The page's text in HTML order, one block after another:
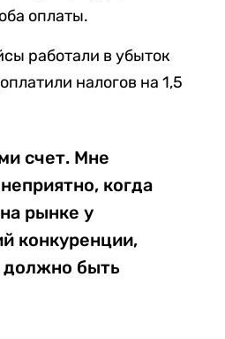
оплаты.
работали в убыток
налогов на 1,5
счет. Мне
когда
рынке у
конкуренции,
должно быть